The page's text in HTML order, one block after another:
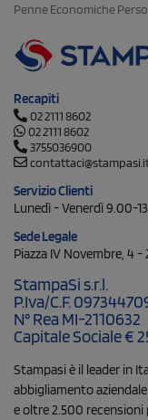
Penne Economiche
Recapiti
02 2111 8602
02 2111 8602
3755036900
Servizio Clienti
Lunedì - Venerdì 9.00-
Sede Legale
Piazza IV Novembre, 4 -
StampaSi s.r.l.
P.Iva/C.F.
N° Rea MI-2110632
Capitale Sociale €
Stampasi è il leader in
abbigliamento
e oltre 2.500